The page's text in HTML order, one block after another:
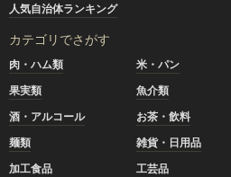
人気自治体ランキング
カテゴリでさがす
肉・ハム類 米・パン
果実類
魚介類
酒・アルコール
お茶・飲料
麺類
雑貨・日用品
加工食品
工芸品